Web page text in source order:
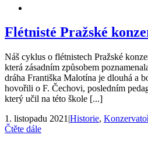
Flétnisté Pražské
Náš cyklus o flétnistech Pražské
která zásadním způsobem
dráha Františka Malotína je dlouhá a
hovořili o F. Čechovi, posledním
který učil na této škole [...]
1. listopadu 2021 |Historie,
Čtěte dále